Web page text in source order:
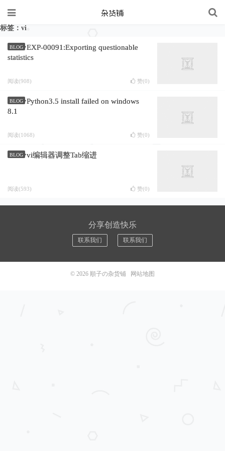
标签：vi
BLOG
EXP-00091:Exporting questionable
statistics
阅读(908) 赞(0)
BLOG
Python3.5 install failed on windows
8.1
阅读(1068) 赞(0)
BLOG vi编辑器调整Tab缩进
阅读(593) 赞(0)
分享创造快乐
联系我们 联系我们
© 2026 順子の杂货铺 网站地图